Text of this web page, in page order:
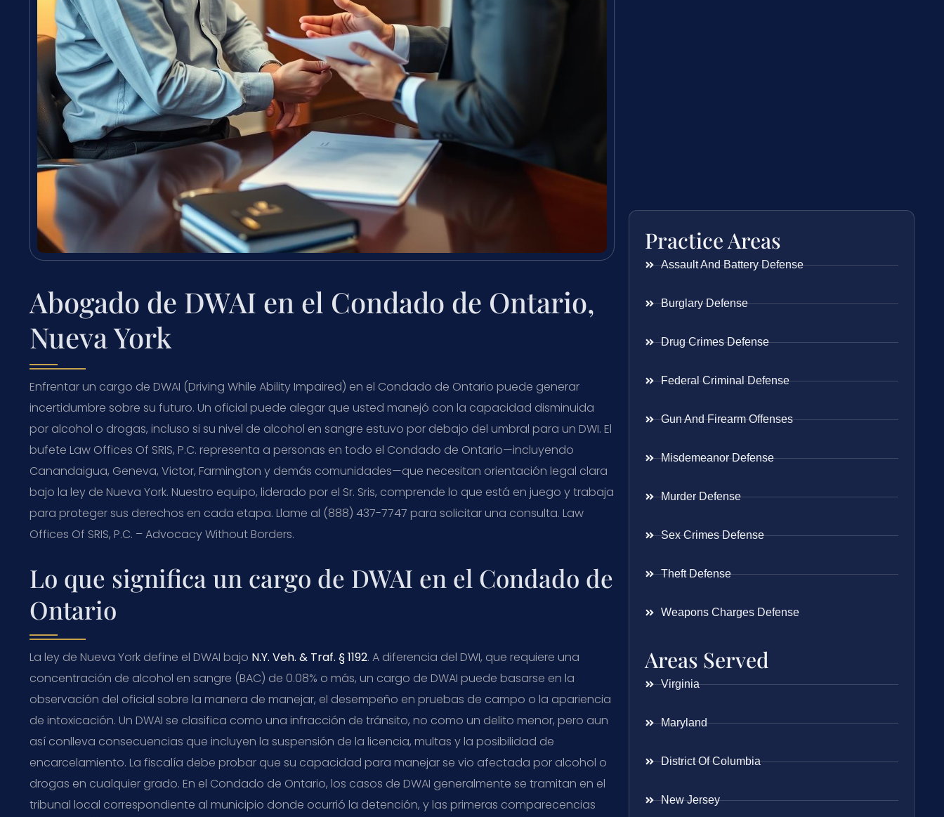
Abogado de DWAI en el Condado de Ontario,
Nueva York
Enfrentar un cargo de DWAI (Driving While Ability Impaired) en el Condado de Ontario puede generar
incertidumbre sobre su futuro. Un oficial puede alegar que usted manejó con la capacidad disminuida
por alcohol o drogas, incluso si su nivel de alcohol en sangre estuvo por debajo del umbral para un DWI. El
bufete Law Offices Of SRIS, P.C. representa a personas en todo el Condado de Ontario—incluyendo
Canandaigua, Geneva, Victor, Farmington y demás comunidades—que necesitan orientación legal clara
bajo la ley de Nueva York. Nuestro equipo, liderado por el Sr. Sris, comprende lo que está en juego y trabaja
para proteger sus derechos en cada etapa. Llame al (888) 437-7747 para solicitar una consulta. Law
Offices Of SRIS, P.C. – Advocacy Without Borders.
Lo que significa un cargo de DWAI en el Condado de
Ontario
La ley de Nueva York define el DWAI bajo N.Y. Veh. & Traf. § 1192. A diferencia del DWI, que requiere una
concentración de alcohol en sangre (BAC) de 0.08% o más, un cargo de DWAI puede basarse en la
observación del oficial sobre la manera de manejar, el desempeño en pruebas de campo o la apariencia
de intoxicación. Un DWAI se clasifica como una infracción de tránsito, no como un delito menor, pero aun
así conlleva consecuencias que incluyen la suspensión de la licencia, multas y la posibilidad de
encarcelamiento. La fiscalía debe probar que su capacidad para manejar se vio afectada por alcohol o
drogas en cualquier grado. En el Condado de Ontario, los casos de DWAI generalmente se tramitan en el
tribunal local correspondiente al municipio donde ocurrió la detención, y las primeras comparecencias
Practice Areas
Assault And Battery Defense
Burglary Defense
Drug Crimes Defense
Federal Criminal Defense
Gun And Firearm Offenses
Misdemeanor Defense
Murder Defense
Sex Crimes Defense
Theft Defense
Weapons Charges Defense
Areas Served
Virginia
Maryland
District Of Columbia
New Jersey